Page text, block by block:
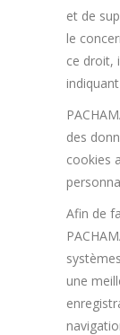
et de
le
ce droit,
des
cookies
Afin de
une